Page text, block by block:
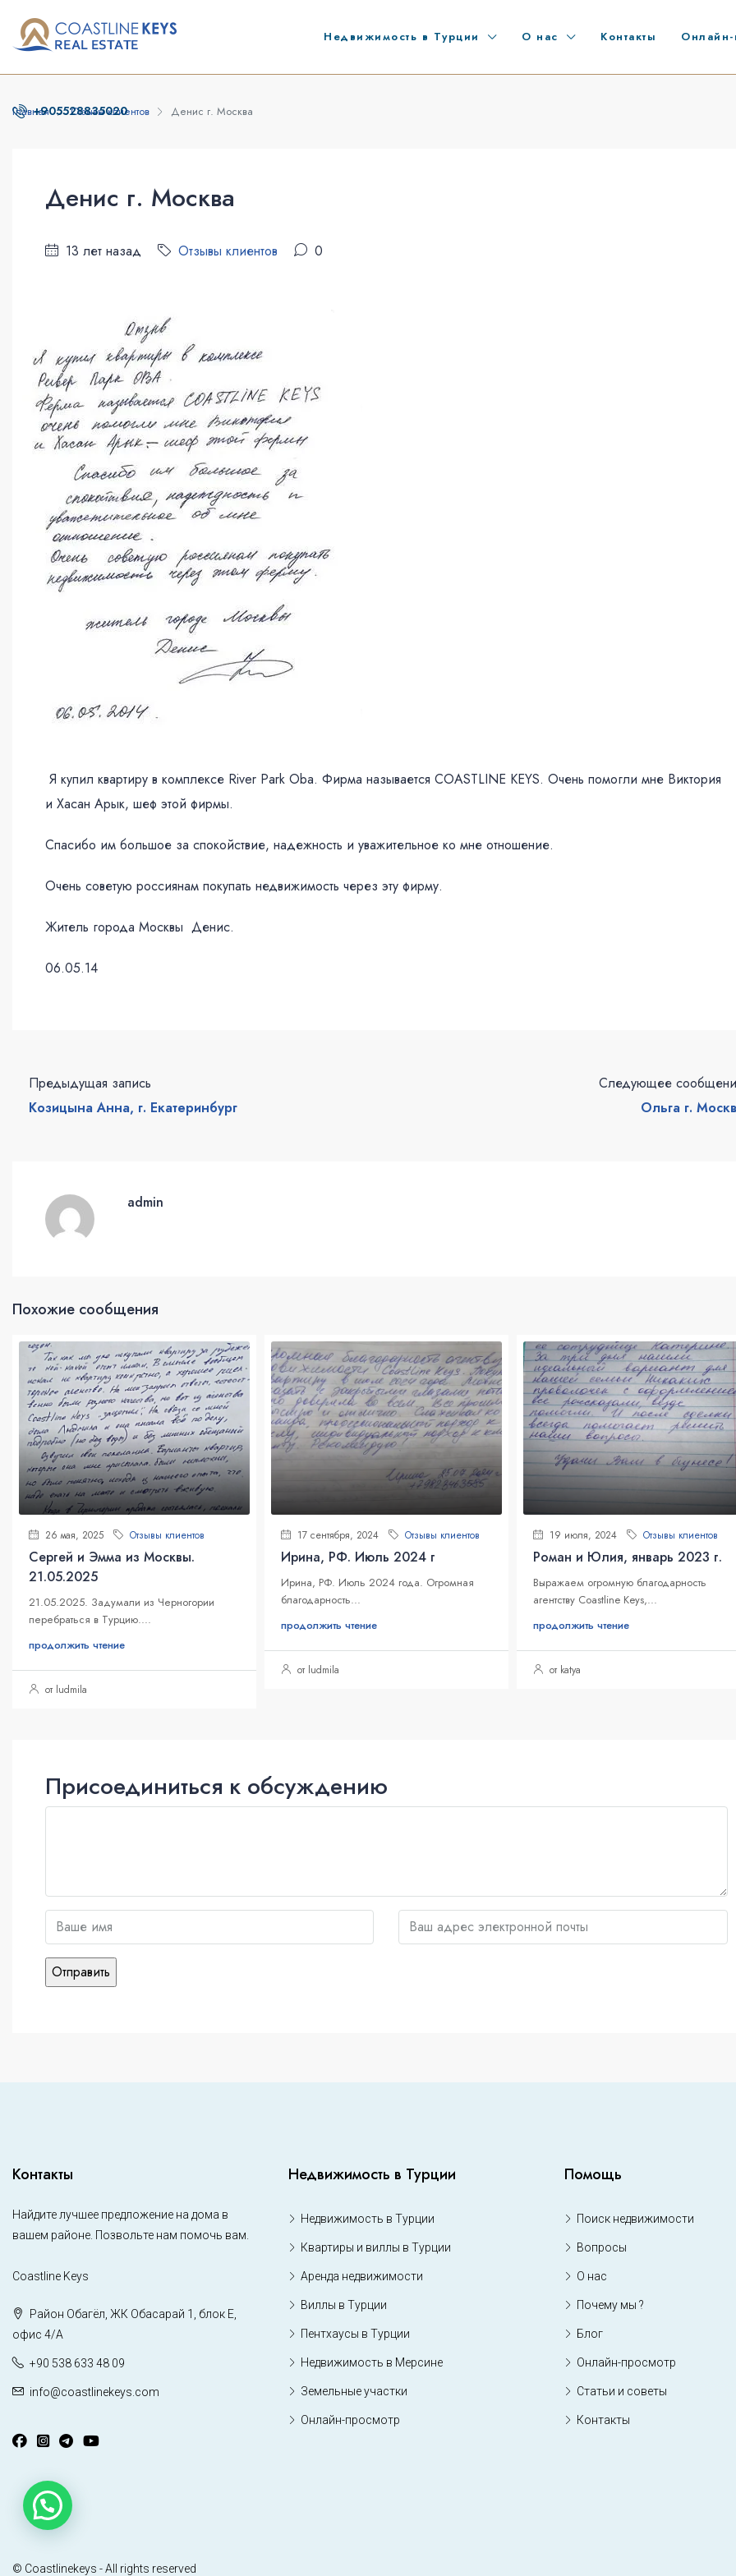
Недвижимость в Турции О нас Контакты Онлайн-
+905528835020
Главная Отзывы клиентов Денис г. Москва
Денис г. Москва
13 лет назад Отзывы клиентов 0
Я купил квартиру в комплексе River Park Oba. Фирма называется COASTLINE KEYS. Очень помогли мне Виктория
и Хасан Арык, шеф этой фирмы.
Спасибо им большое за спокойствие, надежность и уважительное ко мне отношение.
Очень советую россиянам покупать недвижимость через эту фирму.
Житель города Москвы Денис.
06.05.14
Предыдущая запись
Козицына Анна, г. Екатеринбург
Следующее
Ольга г.
admin
Похожие сообщения
26 мая, 2025 Отзывы клиентов
Сергей и Эмма из Москвы.
21.05.2025
21.05.2025. Задумали из Черногории
перебраться в Турцию....
продолжить чтение
от ludmila
17 сентября, 2024 Отзывы клиентов
Ирина, РФ. Июль 2024 г
Ирина, РФ. Июль 2024 года. Огромная
благодарность...
продолжить чтение
от ludmila
19 июля, 2024 Отзывы клиентов
Роман и Юлия, январь 2023 г.
Выражаем огромную благодарность
агентству Coastline Keys,...
продолжить чтение
от katya
Присоединиться к обсуждению
Контакты
Найдите лучшее предложение на дома в
вашем районе. Позвольте нам помочь вам.
Coastline Keys
Район Обагёл, ЖК Обасарай 1, блок Е,
офис 4/А
+90 538 633 48 09
info@coastlinekeys.com
Недвижимость в Турции
Недвижимость в Турции
Квартиры и виллы в Турции
Аренда недвижимости
Виллы в Турции
Пентхаусы в Турции
Недвижимость в Мерсине
Земельные участки
Онлайн-просмотр
Помощь
Поиск недвижимости
Вопросы
О нас
Почему мы ?
Блог
Онлайн-просмотр
Статьи и советы
Контакты
© Coastlinekeys - All rights reserved